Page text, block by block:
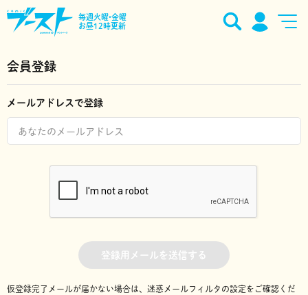
毎週火曜•金曜
お昼12時更新
会員登録
メールアドレスで登録
登録用メールを送信する
仮登録完了メールが届かない場合は、迷惑メールフィルタの設定をご確認くだ